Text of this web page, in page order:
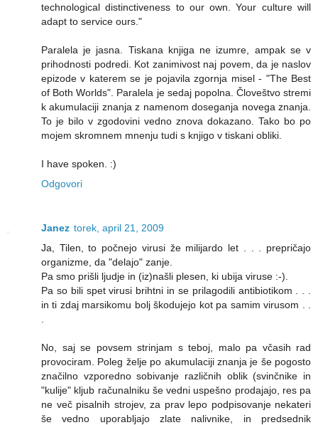
technological distinctiveness to our own. Your culture will
adapt to service ours."
Paralela je jasna. Tiskana knjiga ne izumre, ampak se v
prihodnosti podredi. Kot zanimivost naj povem, da je naslov
epizode v katerem se je pojavila zgornja misel - "The Best
of Both Worlds". Paralela je sedaj popolna. Človeštvo stremi
k akumulaciji znanja z namenom doseganja novega znanja.
To je bilo v zgodovini vedno znova dokazano. Tako bo po
mojem skromnem mnenju tudi s knjigo v tiskani obliki.
I have spoken. :)
Odgovori
Janez torek, april 21, 2009
Ja, Tilen, to počnejo virusi že milijardo let . . . prepričajo
organizme, da "delajo" zanje.
Pa smo prišli ljudje in (iz)našli plesen, ki ubija viruse :-).
Pa so bili spet virusi brihtni in se prilagodili antibiotikom . . .
in ti zdaj marsikomu bolj škodujejo kot pa samim virusom . .
No, saj se povsem strinjam s teboj, malo pa včasih rad
provociram. Poleg želje po akumulaciji znanja je še pogosto
značilno vzporedno sobivanje različnih oblik (svinčnike in
"kulije" kljub računalniku še vedni uspešno prodajajo, res pa
ne več pisalnih strojev, za prav lepo podpisovanje nekateri
še vedno uporabljajo zlate nalivnike, in predsednik